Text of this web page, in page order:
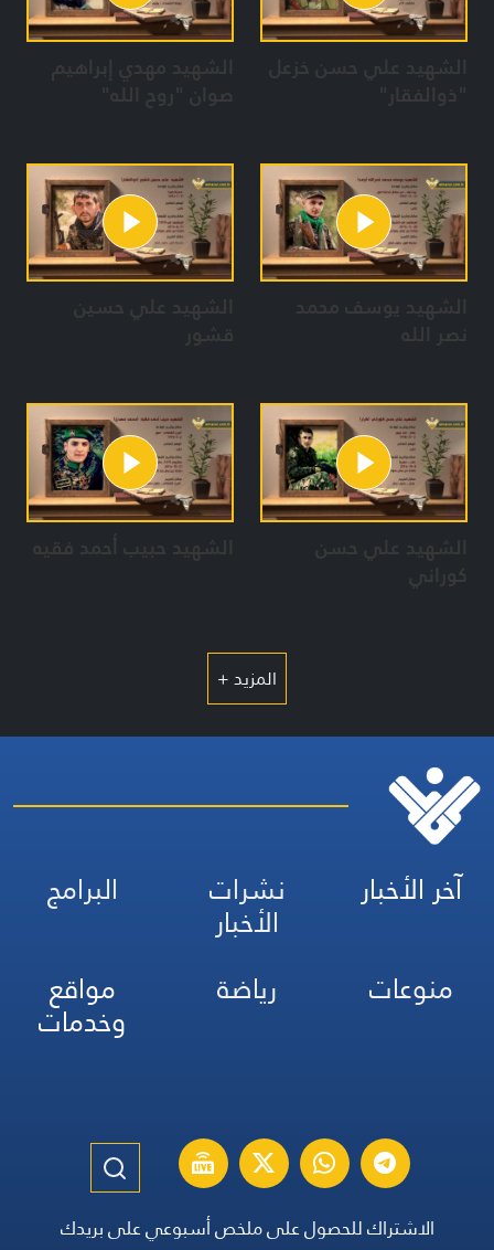
الشهيد علي حسن خزعل
"ذوالفقار"
الشهيد مهدي إبراهيم
صوان "روح الله"
الشهيد يوسف محمد
نصر الله
الشهيد علي حسين
قشور
الشهيد علي حسن
كوراني
الشهيد حبيب أحمد فقيه
المزيد +
آخر الأخبار نشرات
الأخبار
البرامج
منوعات
رياضة مواقع
وخدمات
الاشتراك للحصول على ملخص أسبوعي على بريدك